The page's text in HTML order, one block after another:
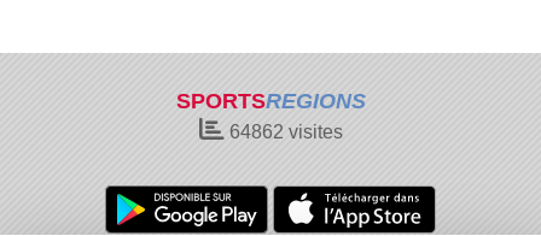
SPORTSREGIONS
64862 visites